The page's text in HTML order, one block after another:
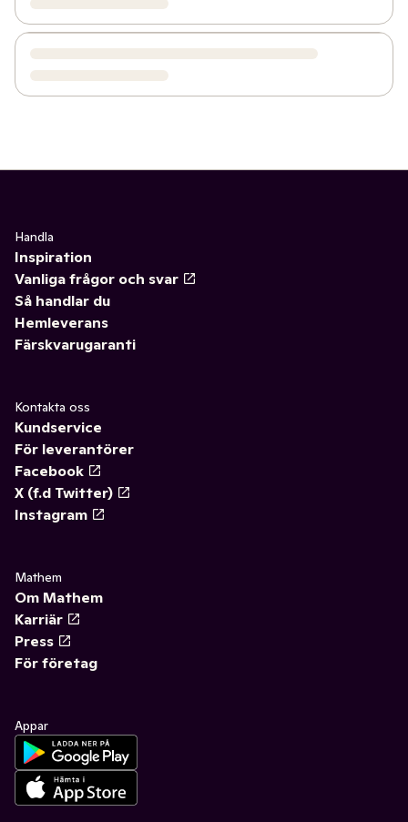
Handla
Inspiration
Vanliga frågor och svar
Så handlar du
Hemleverans
Färskvarugaranti
Kontakta oss
Kundservice
För leverantörer
Facebook
X (f.d Twitter)
Instagram
Mathem
Om Mathem
Karriär
Press
För företag
Appar